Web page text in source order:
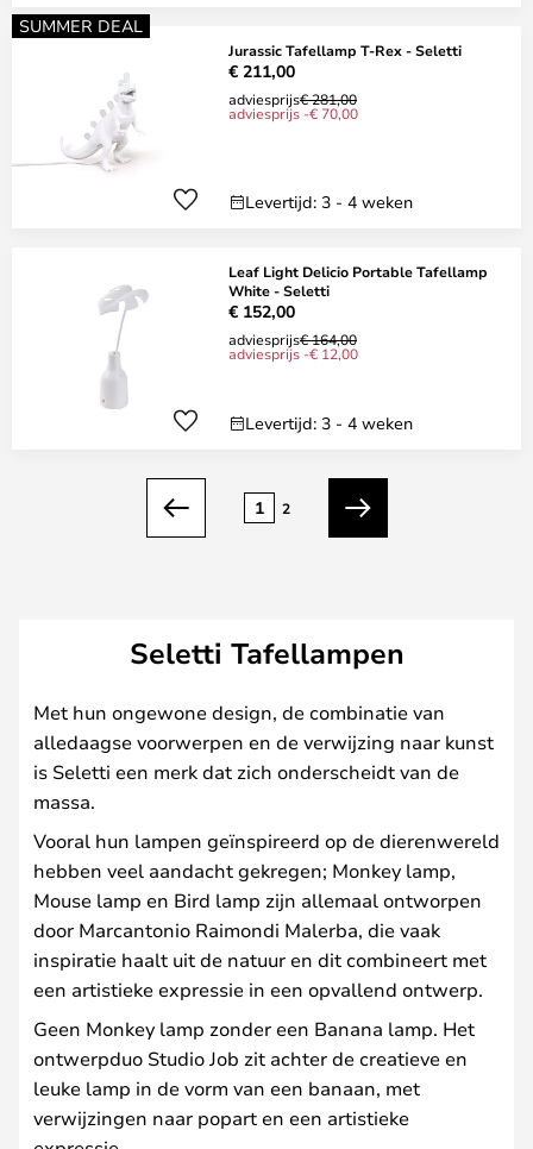
SUMMER DEAL
Jurassic Tafellamp T-Rex - Seletti
€ 211,00
adviesprijs€ 281,00
adviesprijs -€ 70,00
Levertijd: 3 - 4 weken
Leaf Light Delicio Portable Tafellamp
White - Seletti
€ 152,00
adviesprijs€ 164,00
adviesprijs -€ 12,00
Levertijd: 3 - 4 weken
Vorige
1 2
Volgende
Seletti Tafellampen
Met hun ongewone design, de combinatie van
alledaagse voorwerpen en de verwijzing naar kunst
is Seletti een merk dat zich onderscheidt van de
massa.
Vooral hun lampen geïnspireerd op de dierenwereld
hebben veel aandacht gekregen; Monkey lamp,
Mouse lamp en Bird lamp zijn allemaal ontworpen
door Marcantonio Raimondi Malerba, die vaak
inspiratie haalt uit de natuur en dit combineert met
een artistieke expressie in een opvallend ontwerp.
Geen Monkey lamp zonder een Banana lamp. Het
ontwerpduo Studio Job zit achter de creatieve en
leuke lamp in de vorm van een banaan, met
verwijzingen naar popart en een artistieke